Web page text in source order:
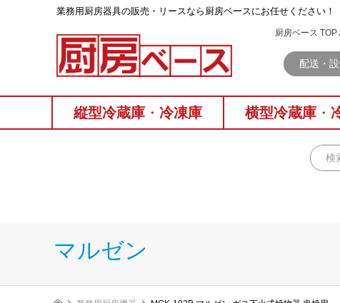
業務⽤厨房器具の販売・リースなら厨房ベースにお任せください！
厨房ベース TOP
配送・
縦型冷蔵庫 ・ 冷凍庫 横型冷蔵庫 ・
マルゼン